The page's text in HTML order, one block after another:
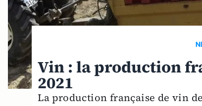
Vin : la production
2021
La production française de vin